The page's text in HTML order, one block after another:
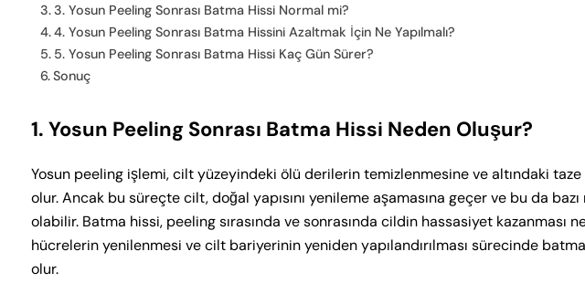
3. Yosun Peeling Sonrası Batma Hissi Normal mi?
4. Yosun Peeling Sonrası Batma Hissini Azaltmak İçin Ne Yapılmalı?
5. Yosun Peeling Sonrası Batma Hissi Kaç Gün Sürer?
Sonuç
1. Yosun Peeling Sonrası Batma Hissi Neden Oluşur?
Yosun peeling işlemi, cilt yüzeyindeki ölü derilerin temizlenmesine ve altındaki taze
olur. Ancak bu süreçte cilt, doğal yapısını yenileme aşamasına geçer ve bu da bazı
olabilir. Batma hissi, peeling sırasında ve sonrasında cildin hassasiyet kazanması
hücrelerin yenilenmesi ve cilt bariyerinin yeniden yapılandırılması sürecinde
olur.